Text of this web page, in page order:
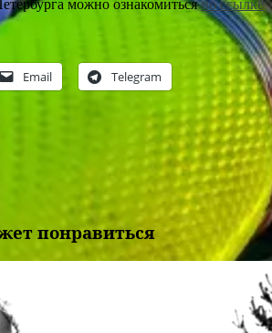
можно ознакомитьсяпо ссылке
Email Telegram
понравиться